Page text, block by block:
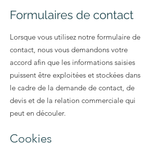
Formulaires de contact
Lorsque vous utilisez notre formulaire de
contact, nous vous demandons votre
accord afin que les informations saisies
puissent être exploitées et stockées dans
le cadre de la demande de contact, de
devis et de la relation commerciale qui
peut en découler.
Cookies